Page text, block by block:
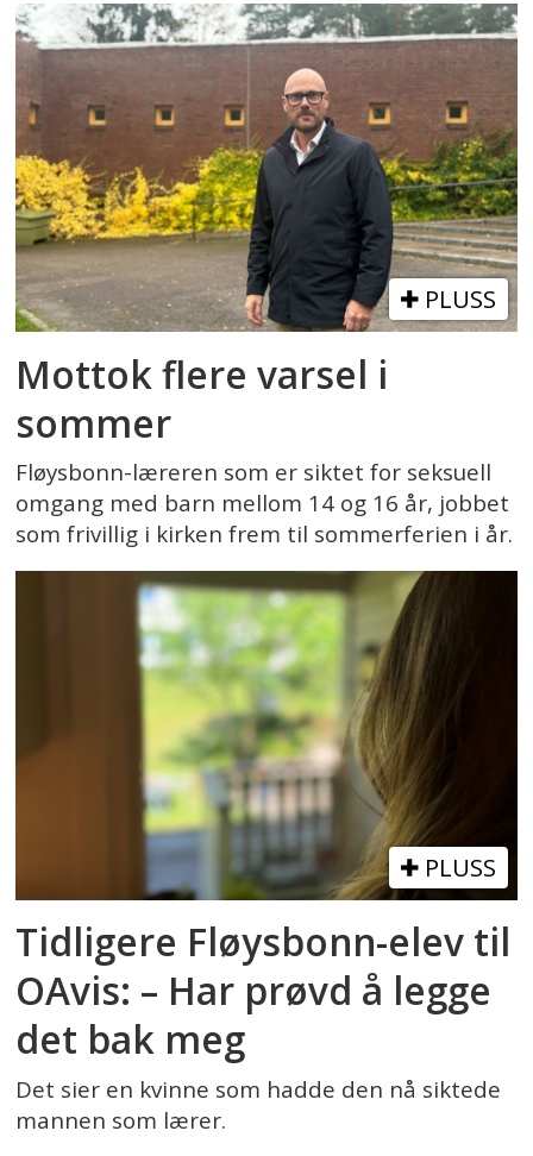
PLUSS
Mottok flere varsel i
sommer
Fløysbonn-læreren som er siktet for seksuell
omgang med barn mellom 14 og 16 år, jobbet
som frivillig i kirken frem til sommerferien i år.
PLUSS
Tidligere Fløysbonn-elev til
OAvis: – Har prøvd å legge
det bak meg
Det sier en kvinne som hadde den nå siktede
mannen som lærer.